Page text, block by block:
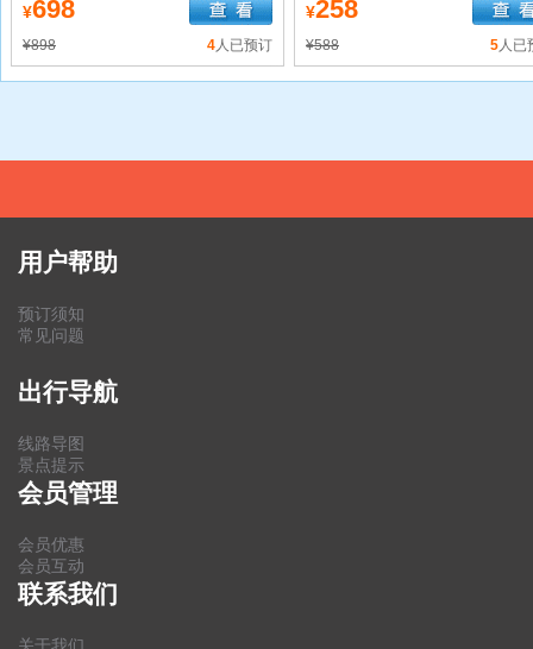
¥698
¥898 4人已预订
¥258
¥588 5人已
用户帮助
预订须知
常见问题
出行导航
线路导图
景点提示
会员管理
会员优惠
会员互动
联系我们